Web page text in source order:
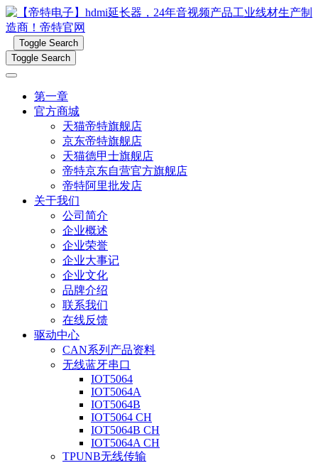
Toggle Search
Toggle Search
第一章
官方商城
天猫帝特旗舰店
京东帝特旗舰店
天猫德甲士旗舰店
帝特京东自营官方旗舰店
帝特阿里批发店
关于我们
公司简介
企业概述
企业荣誉
企业大事记
企业文化
品牌介绍
联系我们
在线反馈
驱动中心
CAN系列产品资料
无线蓝牙串口
IOT5064
IOT5064A
IOT5064B
IOT5064 CH
IOT5064B CH
IOT5064A CH
TPUNB无线传输